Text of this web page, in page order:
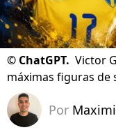
© ChatGPT. Victor
máximas figuras de
Por